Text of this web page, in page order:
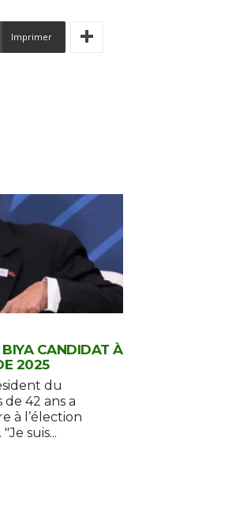
Imprimer
CANDIDAT À
2025
du
42 ans a
à l’élection
presidentielle de 2025. "Je suis...